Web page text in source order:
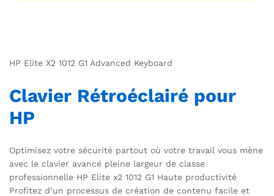
HP Elite X2 1012 G1 Advanced Keyboard
Clavier Rétroéclairé pour
HP
Optimisez votre sécurité partout où votre travail vous mène
avec le clavier avancé pleine largeur de classe
professionnelle HP Elite x2 1012 G1 Haute productivité
Profitez d’un processus de création de contenu facile et